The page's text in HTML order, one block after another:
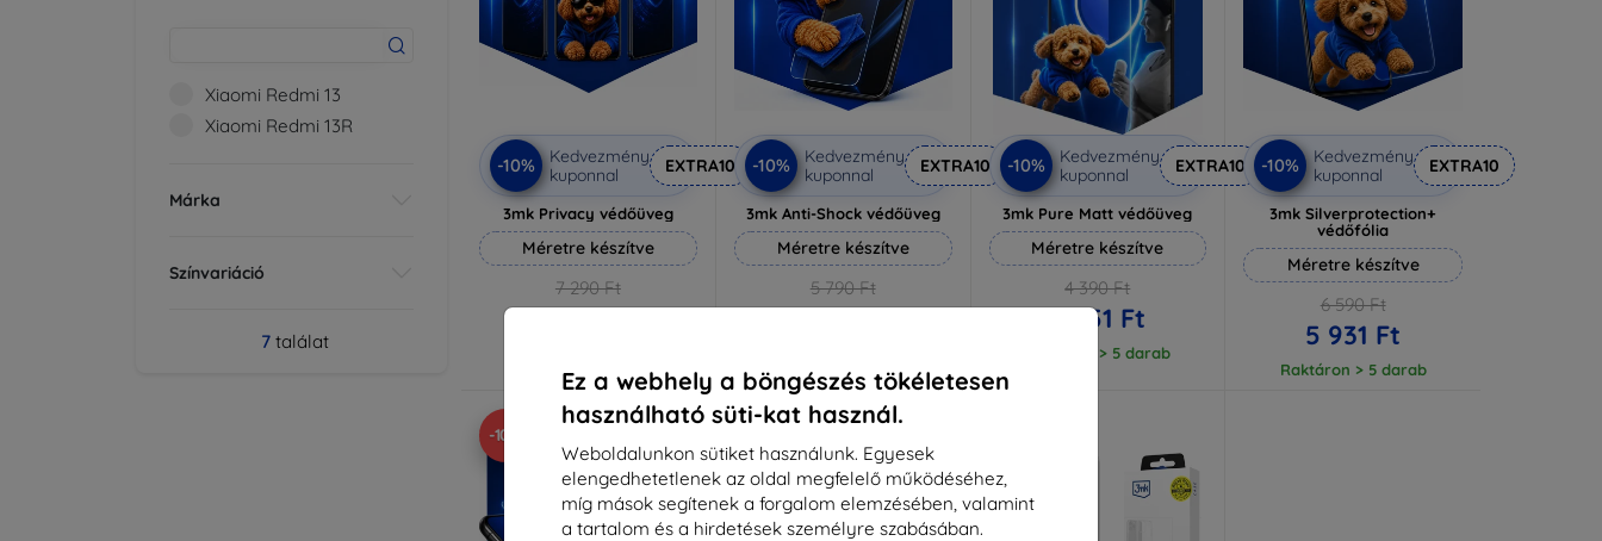
Ez a webhely a böngészés tökéletesen
használható süti-kat használ.
Weboldalunkon sütiket használunk. Egyesek
elengedhetetlenek az oldal megfelelő működéséhez,
míg mások segítenek a forgalom elemzésében, valamint
a tartalom és a hirdetések személyre szabásában.
Xiaomi Redmi 13
Xiaomi Redmi 13R
Márka
Színvariáció
7találat
-10%
Kedvezmény
kuponnal
EXTRA10
3mk Privacy védőüveg
Méretre készítve
7 290 Ft
6 561 Ft
-10%
Kedvezmény
kuponnal
EXTRA10
3mk Anti-Shock védőüveg
Méretre készítve
5 790 Ft
5 211 Ft
-10%
Kedvezmény
kuponnal
EXTRA10
3mk Pure Matt védőüveg
Méretre készítve
4 390 Ft
3 951 Ft
Raktáron > 5 darab
-10%
Kedvezmény
kuponnal
EXTRA10
3mk Silverprotection+
védőfólia
Méretre készítve
6 590 Ft
5 931 Ft
Raktáron > 5 darab
-10%